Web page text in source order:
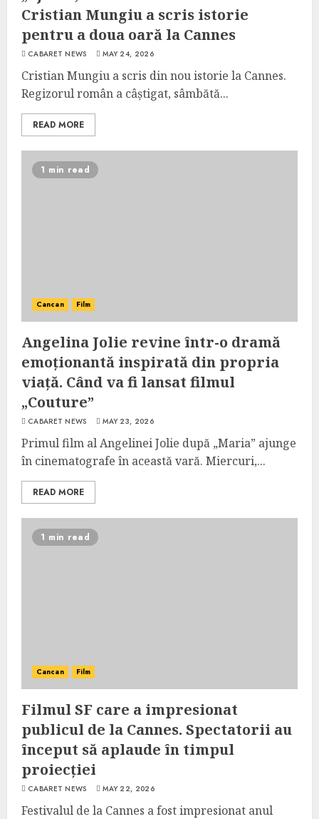
Cristian Mungiu a scris istorie
pentru a doua oară la Cannes
CABARET NEWS MAY 24, 2026
Cristian Mungiu a scris din nou istorie la Cannes.
Regizorul român a câștigat, sâmbătă...
READ MORE
1 min read
Cancan Film
Angelina Jolie revine într-o dramă
emoționantă inspirată din propria
viață. Când va fi lansat filmul
„Couture”
CABARET NEWS MAY 23, 2026
Primul film al Angelinei Jolie după „Maria” ajunge
în cinematografe în această vară. Miercuri,...
READ MORE
1 min read
Cancan Film
Filmul SF care a impresionat
publicul de la Cannes. Spectatorii au
început să aplaude în timpul
proiecției
CABARET NEWS MAY 22, 2026
Festivalul de la Cannes a fost impresionat anul